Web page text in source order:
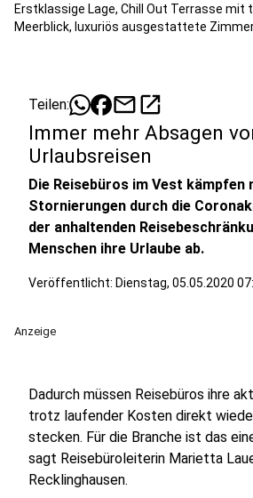
Erstklassige Lage, Chill Out Terrasse
Meerblick, luxuriös ausgestattete Zimmer
Teilen: mailopen_in_new
Immer mehr Absagen
Urlaubsreisen
Die Reisebüros im Vest kämpfen
Stornierungen durch die
der anhaltenden
Menschen ihre Urlaube ab.
Veröffentlicht: Dienstag, 05.05.2020
Anzeige
Dadurch müssen Reisebüros ihre
trotz laufender Kosten direkt
stecken. Für die Branche ist das
sagt Reisebüroleiterin Marietta
Recklinghausen.